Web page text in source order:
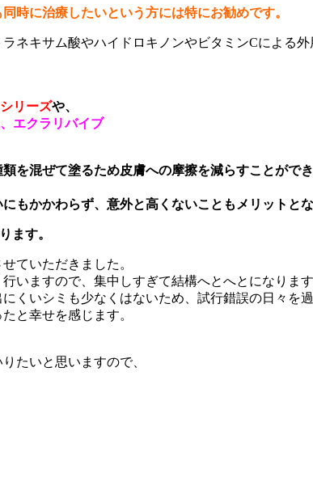
時に治療したいという方には特にお勧めです。
ネキサム酸やハイドロキノンやビタミンCによる
リーズや、
エクラリバイブ
を混ぜて塗るため皮膚への摩擦を減らすことがで
もかかわらず、意外と高くないこともメリットと
ます。
ていただきました。
いますので、集中しすぎて結構へとへとになります
くいシミも少なくはないため、試行錯誤の日々を過
と幸せを感じます。
たいと思いますので、